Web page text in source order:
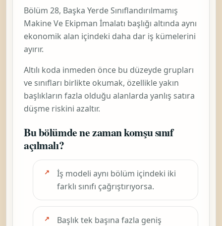
Bölüm 28, Başka Yerde Sınıflandırılmamış
Makine Ve Ekipman İmalatı başlığı altında aynı
ekonomik alan içindeki daha dar iş kümelerini
ayırır.
Altılı koda inmeden önce bu düzeyde grupları
ve sınıfları birlikte okumak, özellikle yakın
başlıkların fazla olduğu alanlarda yanlış satıra
düşme riskini azaltır.
Bu bölümde ne zaman komşu sınıf
açılmalı?
İş modeli aynı bölüm içindeki iki
farklı sınıfı çağrıştırıyorsa.
Başlık tek başına fazla geniş